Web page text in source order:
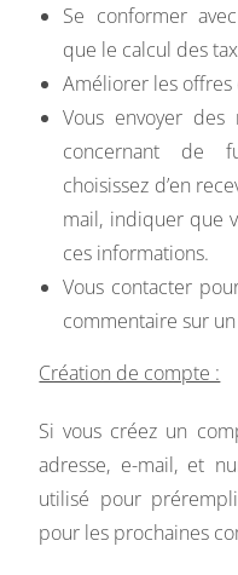
Se conformer
que le calcul des
Améliorer les
Vous envoyer des
concernant de
choisissez d’en
mail, indiquer que
ces informations.
Vous contacter
commentaire sur
Création de compte :
Si vous créez un
adresse, e-mail, et
utilisé pour
pour les prochaines